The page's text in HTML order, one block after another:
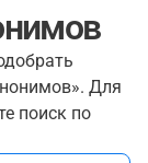
Для
поиск по